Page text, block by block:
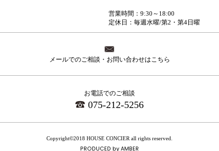
営業時間：9:30～18:00
定休日：毎週水曜/第2・第4日曜
メールでのご相談・お問い合わせはこちら
お電話でのご相談
075-212-5256
Copyright©2018 HOUSE CONCIER all rights reserved.
PRODUCED by AMBER